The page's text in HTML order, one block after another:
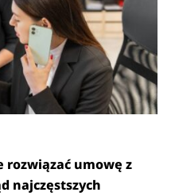
rozwiązać umowę z
najczęstszych